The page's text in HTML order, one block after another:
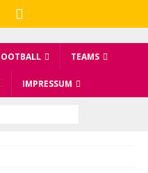
TEAMS
IMPRESSUM